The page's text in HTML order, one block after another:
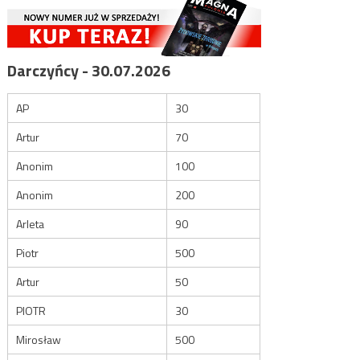
Darczyńcy - 30.07.2026
AP
30
Artur
70
Anonim
100
Anonim
200
Arleta
90
Piotr
500
Artur
50
PIOTR
30
Mirosław
500